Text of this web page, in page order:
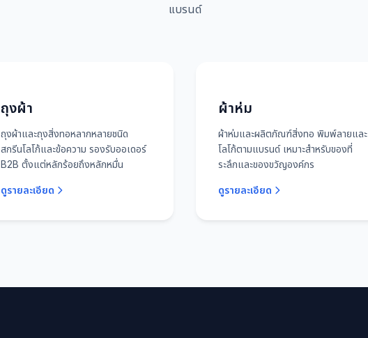
แบรนด์
ถุงผ้า
ถุงผ้าและถุงสิ่งทอหลากหลายชนิด
สกรีนโลโก้และข้อความ รองรับออเดอร์
B2B ตั้งแต่หลักร้อยถึงหลักหมื่น
ดูรายละเอียด
ผ้าห่ม
ผ้าห่มและผลิตภัณฑ์สิ่งทอ พิมพ์ลายและ
โลโก้ตามแบรนด์ เหมาะสำหรับของที่
ระลึกและของขวัญองค์กร
ดูรายละเอียด